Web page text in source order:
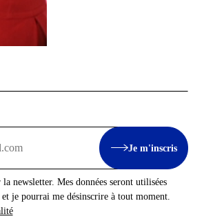
Je m'inscris
la newsletter. Mes données seront utilisées
je pourrai me désinscrire à tout moment.